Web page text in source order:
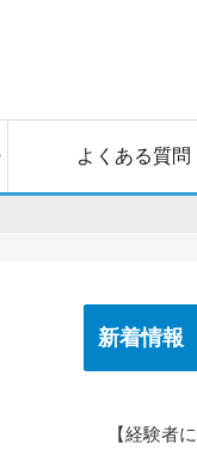
よくある質問
新着情報
【経験者